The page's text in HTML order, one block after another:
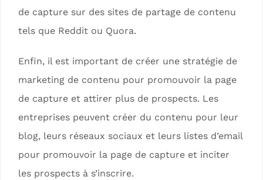
de capture sur des sites de partage de contenu
tels que Reddit ou Quora.
Enfin, il est important de créer une stratégie de
marketing de contenu pour promouvoir la page
de capture et attirer plus de prospects. Les
entreprises peuvent créer du contenu pour leur
blog, leurs réseaux sociaux et leurs listes d’email
pour promouvoir la page de capture et inciter
les prospects à s’inscrire.